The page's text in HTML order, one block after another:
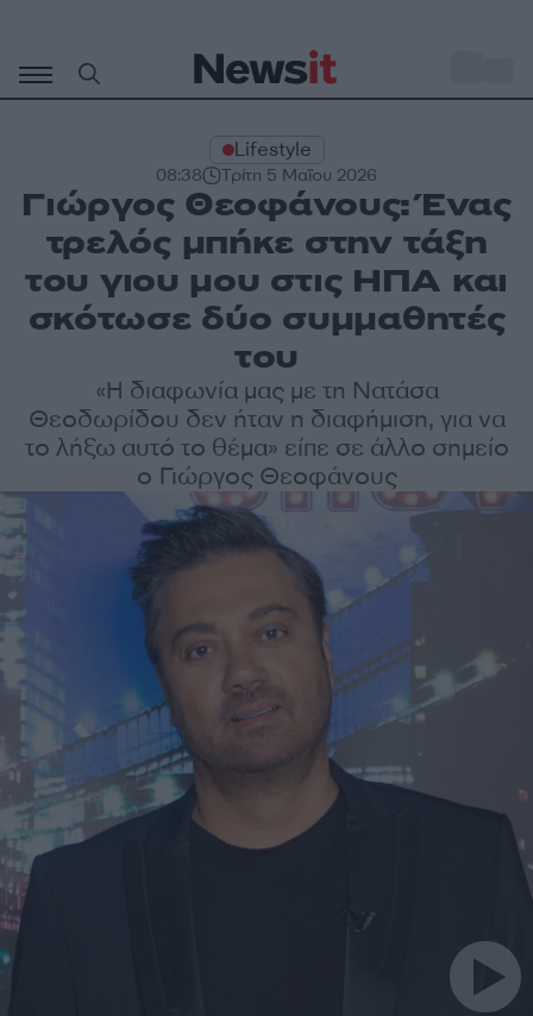
περιεχόμενο
Lifestyle
08:38 Τρίτη 5 Μαΐου 2026
Γιώργος Θεοφάνους: Ένας
τρελός μπήκε στην τάξη
του γιου μου στις ΗΠΑ και
σκότωσε δύο συμμαθητές
του
«Η διαφωνία μας με τη Νατάσα
Θεοδωρίδου δεν ήταν η διαφήμιση, για να
το λήξω αυτό το θέμα» είπε σε άλλο σημείο
ο Γιώργος Θεοφάνους